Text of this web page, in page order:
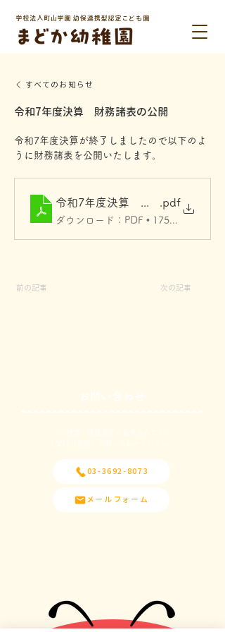
学校法人町山学園 幼保連携型認定こども園
すべてのお知らせ
令和7年度決算 財務諸表の公開
令和7年度決算が終了しましたので以下のよ
うに財務諸表を公開いたします。
令和7年度決算 町山学園 財務
.pdf
ダウンロード：PDF • 175KB
前の記事 次の記事
03-3692-8073
メールフォーム